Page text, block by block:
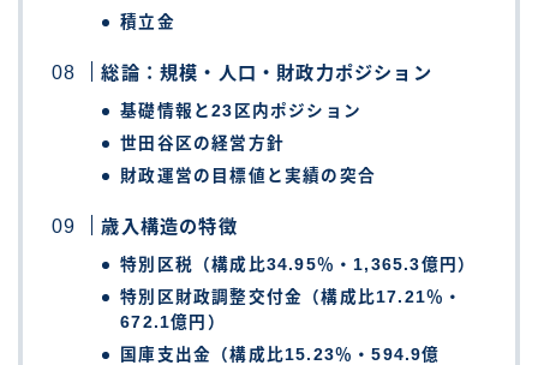
積立金
総論：規模・人口・財政力ポジション
基礎情報と23区内ポジション
世田谷区の経営方針
財政運営の目標値と実績の突合
歳入構造の特徴
特別区税（構成比34.95％・1,365.3億円）
特別区財政調整交付金（構成比17.21％・
672.1億円）
国庫支出金（構成比15.23％・594.9億